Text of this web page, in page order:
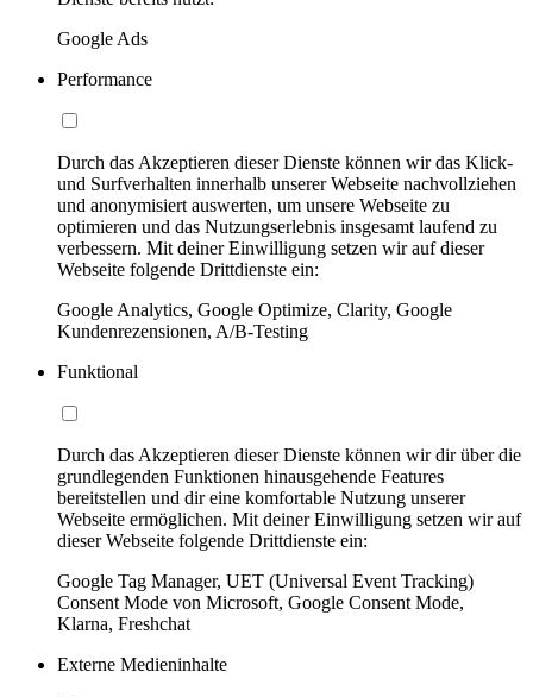
Google Ads
Performance
Durch das Akzeptieren dieser Dienste können wir das Klick-
und Surfverhalten innerhalb unserer Webseite nachvollziehen
und anonymisiert auswerten, um unsere Webseite zu
optimieren und das Nutzungserlebnis insgesamt laufend zu
verbessern. Mit deiner Einwilligung setzen wir auf dieser
Webseite folgende Drittdienste ein:
Google Analytics, Google Optimize, Clarity, Google
Kundenrezensionen, A/B-Testing
Funktional
Durch das Akzeptieren dieser Dienste können wir dir über die
grundlegenden Funktionen hinausgehende Features
bereitstellen und dir eine komfortable Nutzung unserer
Webseite ermöglichen. Mit deiner Einwilligung setzen wir auf
dieser Webseite folgende Drittdienste ein:
Google Tag Manager, UET (Universal Event Tracking)
Consent Mode von Microsoft, Google Consent Mode,
Klarna, Freshchat
Externe Medieninhalte